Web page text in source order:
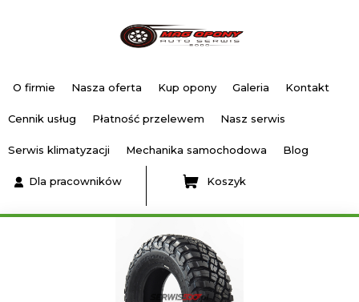
O firmie Nasza oferta Kup opony Galeria Kontakt
Cennik usług Płatność przelewem Nasz serwis
Serwis klimatyzacji Mechanika samochodowa Blog
Dla pracowników Koszyk